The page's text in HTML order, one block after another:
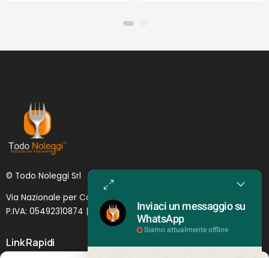
© Todo Noleggi Srl
Via Nazionale per Catania, 6 | 95024 - Acireale (CT)
P.IVA: 05492310874 | SDI: MJ1 O YNU (Lettera )
Link Rapidi
Inviaci un messaggio su
WhatsApp
Siamo attualmente offline